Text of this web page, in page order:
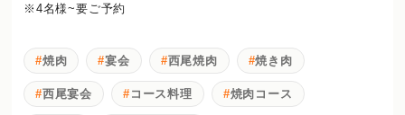
※4名様~要ご予約
焼肉 宴会 西尾焼肉 焼き肉
西尾宴会 コース料理 焼肉コース